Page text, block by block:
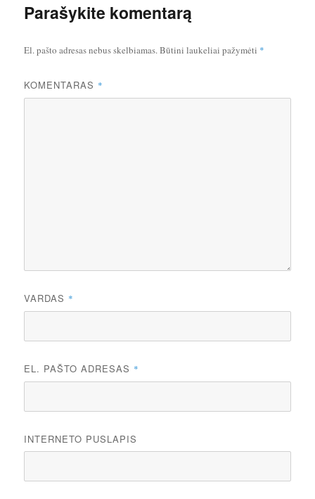
Parašykite komentarą
El. pašto adresas nebus skelbiamas.Būtini laukeliai pažymėti *
KOMENTARAS *
VARDAS *
EL. PAŠTO ADRESAS *
INTERNETO PUSLAPIS